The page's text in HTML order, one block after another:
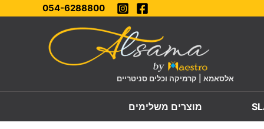
054-6288800
אלסאמא | קרמיקה וכלים סניטריים
מוצרים משלימים